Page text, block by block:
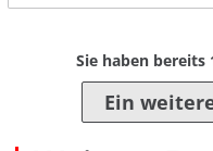
Sie haben bereits
Ein